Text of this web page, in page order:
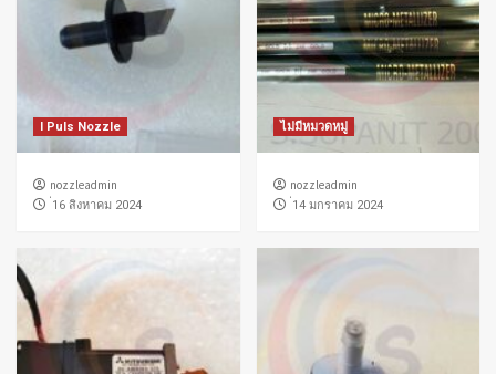
I Puls Nozzle
nozzleadmin
่16 สิงหาคม 2024
ไม่มีหมวดหมู่
nozzleadmin
่14 มกราคม 2024